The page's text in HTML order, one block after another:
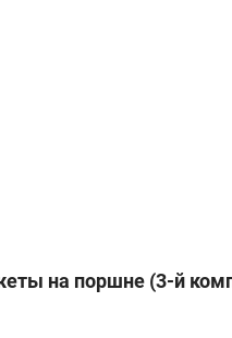
на поршне (3-й